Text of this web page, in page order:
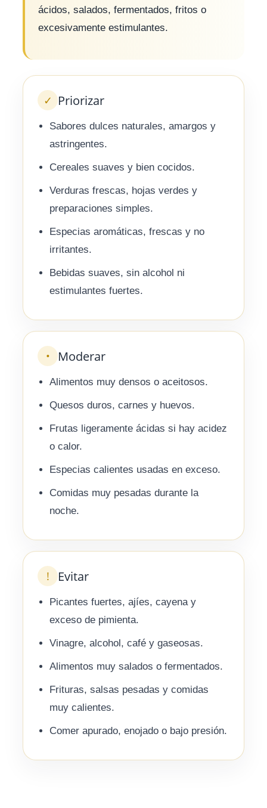
ácidos, salados, fermentados, fritos o
excesivamente estimulantes.
✓ Priorizar
Sabores dulces naturales, amargos y
astringentes.
Cereales suaves y bien cocidos.
Verduras frescas, hojas verdes y
preparaciones simples.
Especias aromáticas, frescas y no
irritantes.
Bebidas suaves, sin alcohol ni
estimulantes fuertes.
• Moderar
Alimentos muy densos o aceitosos.
Quesos duros, carnes y huevos.
Frutas ligeramente ácidas si hay acidez
o calor.
Especias calientes usadas en exceso.
Comidas muy pesadas durante la
noche.
! Evitar
Picantes fuertes, ajíes, cayena y
exceso de pimienta.
Vinagre, alcohol, café y gaseosas.
Alimentos muy salados o fermentados.
Frituras, salsas pesadas y comidas
muy calientes.
Comer apurado, enojado o bajo presión.